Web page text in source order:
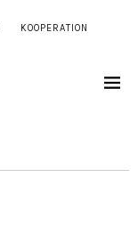
KOOPERATION